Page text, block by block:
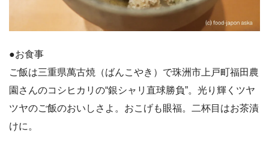
●お食事
ご飯は三重県萬古焼（ばんこやき）で珠洲市上戸町福田農
園さんのコシヒカリの“銀シャリ直球勝負”。光り輝くツヤ
ツヤのご飯のおいしさよ。おこげも眼福。二杯目はお茶漬
けに。